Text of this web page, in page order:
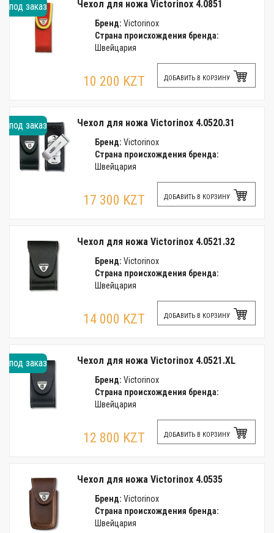
под заказ Чехол для ножа Victorinox 4.0851
Бренд: Victorinox
Страна происхождения бренда:
Швейцария
10 200 KZT ДОБАВИТЬ В КОРЗИНУ
под заказ Чехол для ножа Victorinox 4.0520.31
Бренд: Victorinox
Страна происхождения бренда:
Швейцария
17 300 KZT ДОБАВИТЬ В КОРЗИНУ
Чехол для ножа Victorinox 4.0521.32
Бренд: Victorinox
Страна происхождения бренда:
Швейцария
14 000 KZT ДОБАВИТЬ В КОРЗИНУ
под заказ Чехол для ножа Victorinox 4.0521.XL
Бренд: Victorinox
Страна происхождения бренда:
Швейцария
12 800 KZT ДОБАВИТЬ В КОРЗИНУ
Чехол для ножа Victorinox 4.0535
Бренд: Victorinox
Страна происхождения бренда:
Швейцария